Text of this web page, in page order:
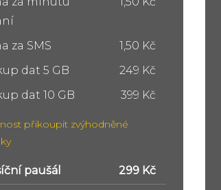
za SMS
1,50 Kč
dat 5 GB
249 Kč
dat 10 GB
399 Kč
přikoupit zvýhodněné
paušál 449 Kč